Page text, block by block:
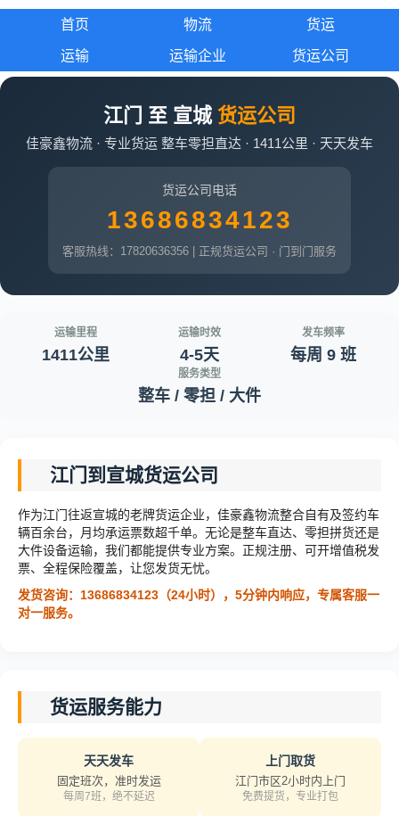
首页 物流 货运
运输 运输企业 货运公司
江门 至 宣城 货运公司
佳豪鑫物流 · 专业货运 整车零担直达 · 1411公里 · 天天发车
货运公司电话
13686834123
客服热线：17820636356 | 正规货运公司 · 门到门服务
运输里程
1411公里
运输时效
4-5天
发车频率
每周 9 班
服务类型
整车 / 零担 / 大件
江门到宣城货运公司
作为江门往返宣城的老牌货运企业，佳豪鑫物流整合自有及签约车
辆百余台，月均承运票数超千单。无论是整车直达、零担拼货还是
大件设备运输，我们都能提供专业方案。正规注册、可开增值税发
票、全程保险覆盖，让您发货无忧。
发货咨询：13686834123（24小时），5分钟内响应，专属客服一
对一服务。
货运服务能力
天天发车
固定班次，准时发运
每周7班，绝不延迟
上门取货
江门市区2小时内上门
免费提货，专业打包